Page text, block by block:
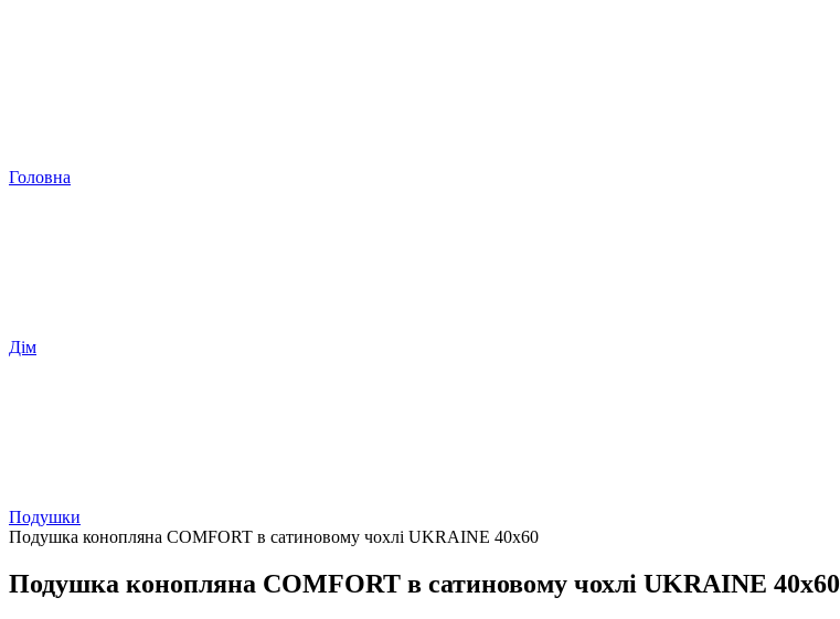
Головна
Дім
Подушки
Подушка конопляна COMFORT в сатиновому чохлі UKRAINE 40х60
Подушка конопляна COMFORT в сатиновому чохлі UKRAINE 40х60